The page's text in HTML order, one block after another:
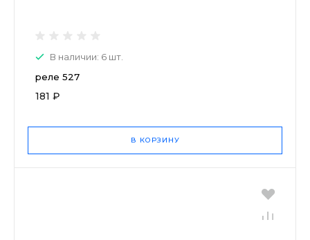
В наличии: 6 шт.
реле 527
181 ₽
В КОРЗИНУ